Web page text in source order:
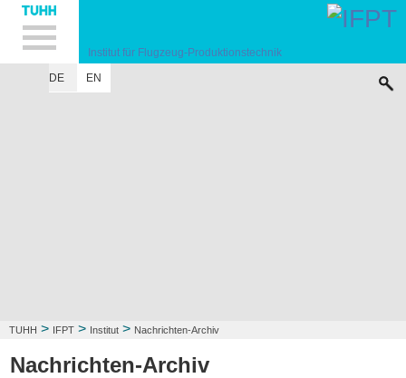
Hauptnavigation
Unternavigation
Inhalt
Suche
Institut für Flugzeug-Produktionstechnik
DE
EN
TUHH > IFPT > Institut > Nachrichten-Archiv
Nachrichten-Archiv